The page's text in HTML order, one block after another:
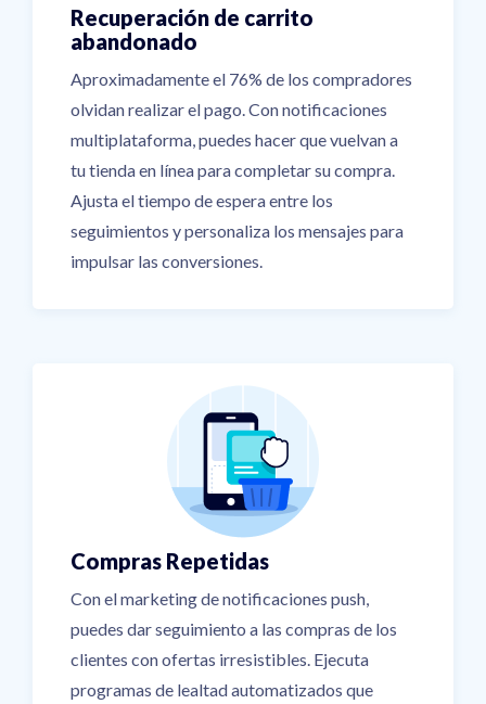
Recuperación de carrito
abandonado
Aproximadamente el 76% de los compradores
olvidan realizar el pago. Con notificaciones
multiplataforma, puedes hacer que vuelvan a
tu tienda en línea para completar su compra.
Ajusta el tiempo de espera entre los
seguimientos y personaliza los mensajes para
impulsar las conversiones.
Compras Repetidas
Con el marketing de notificaciones push,
puedes dar seguimiento a las compras de los
clientes con ofertas irresistibles. Ejecuta
programas de lealtad automatizados que